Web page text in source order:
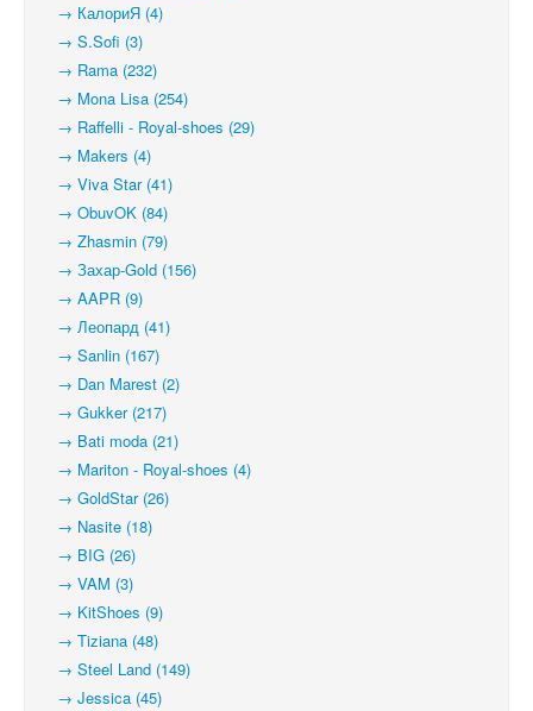
→ КалориЯ (4)
→ S.Sofi (3)
→ Rama (232)
→ Mona Lisa (254)
→ Raffelli - Royal-shoes (29)
→ Makers (4)
→ Viva Star (41)
→ ObuvOK (84)
→ Zhasmin (79)
→ Захар-Gold (156)
→ AAPR (9)
→ Леопард (41)
→ Sanlin (167)
→ Dan Marest (2)
→ Gukker (217)
→ Bati moda (21)
→ Mariton - Royal-shoes (4)
→ GoldStar (26)
→ Nasite (18)
→ BIG (26)
→ VAM (3)
→ KitShoes (9)
→ Tiziana (48)
→ Steel Land (149)
→ Jessica (45)